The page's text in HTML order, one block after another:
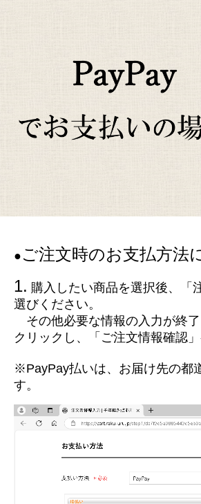
●ご注文時のお支払方法
1. 購入したい商品を選択後、「
選びください。
その他必要な情報の入力が終
クリックし、「ご注文情報確認
※PayPay払いは、お届け先の都
す。